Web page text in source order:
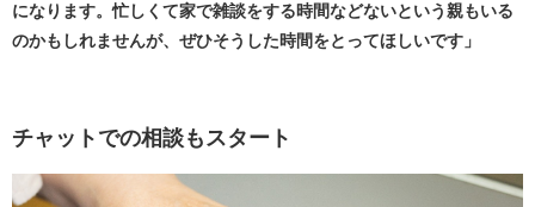
になります。忙しくて家で雑談をする時間などないという親もいる
のかもしれませんが、ぜひそうした時間をとってほしいです」
チャットでの相談もスタート